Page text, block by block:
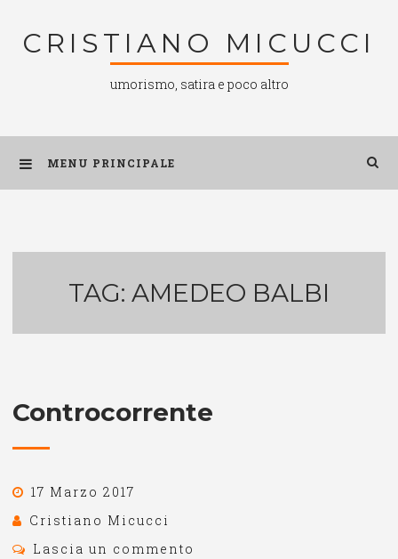
CRISTIANO MICUCCI
umorismo, satira e poco altro
MENU PRINCIPALE
TAG: AMEDEO BALBI
Controcorrente
17 Marzo 2017
Cristiano Micucci
Lascia un commento